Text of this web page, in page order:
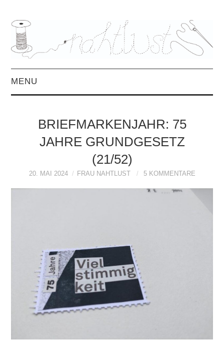
MENU
MITTWOCHSMIX &
WORKSHOPS
PAPIERLIEBE AM
MONTAG
BRIEFMARKENJAHR: 75
JAHRE GRUNDGESETZ
(21/52)
20. MAI 2024 FRAU NAHTLUST 5 KOMMENTARE